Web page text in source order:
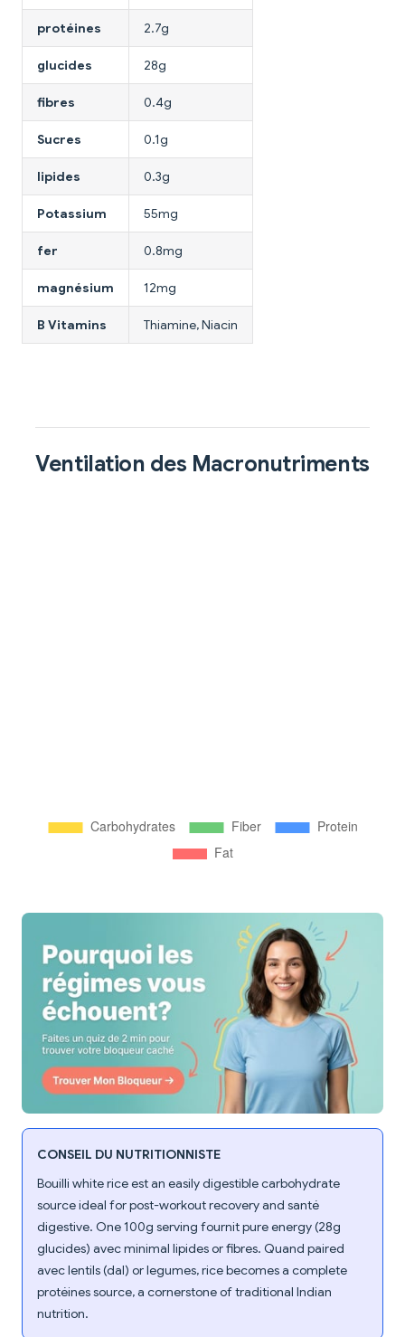
protéines 2.7g
glucides 28g
fibres 0.4g
Sucres 0.1g
lipides 0.3g
Potassium 55mg
fer 0.8mg
magnésium 12mg
B Vitamins Thiamine, Niacin
Ventilation des Macronutriments
CONSEIL DU NUTRITIONNISTE
Bouilli white rice est an easily digestible carbohydrate
source ideal for post-workout recovery and santé
digestive. One 100g serving fournit pure energy (28g
glucides) avec minimal lipides or fibres. Quand paired
avec lentils (dal) or legumes, rice becomes a complete
protéines source, a cornerstone of traditional Indian
nutrition.